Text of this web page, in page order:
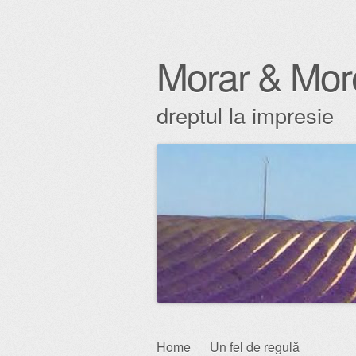
Morar &
dreptul la impresie
Skip
Home Un fel de regulă